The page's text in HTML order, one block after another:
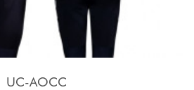
UC-AOCC